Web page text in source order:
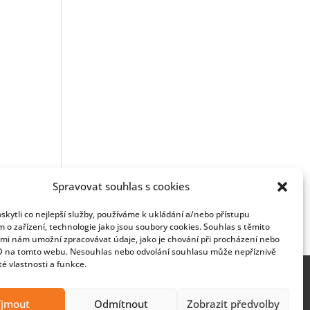
Spravovat souhlas s cookies
co nejlepší služby, používáme k ukládání a/nebo přístupu
o zařízení, technologie jako jsou soubory cookies. Souhlas s těmito
nám umožní zpracovávat údaje, jako je chování při procházení nebo
na tomto webu. Nesouhlas nebo odvolání souhlasu může nepříznivě
vlastnosti a funkce.
Odmítnout Zobrazit předvolby